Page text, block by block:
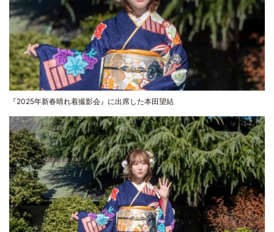
『2025年新春晴れ着撮影会』に出席した本田望結